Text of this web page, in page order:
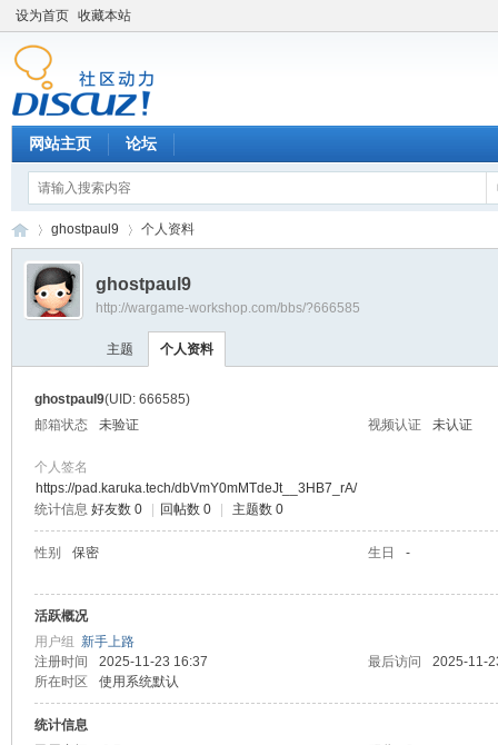
设为首页 收藏本站
网站主页 论坛
›
ghostpaul9 个人资料
ghostpaul9
http://wargame-workshop.com/bbs/?666585
主题 个人资料
ghostpaul9(UID: 666585)
邮箱状态
未验证 视频认证 未认证
个人签名
https://pad.karuka.tech/dbVmY0mMTdeJt__3HB7_rA/
统计信息 好友数 0 回帖数 0 主题数 0
性别 保密 生日 -
活跃概况
用户组 新手上路
注册时间
2025-11-23 16:37 最后访问
2025-11-
所在时区
使用系统默认
统计信息